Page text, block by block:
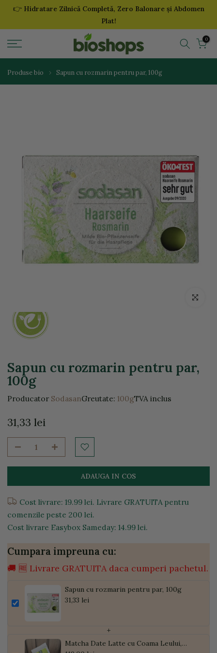
Sari
👉 Hidratare Zilnică Completă, Zero Balonare și Abdomen
Plat!
0
Produse bio Sapun cu rozmarin pentru par, 100g
Click
Sapun cu rozmarin pentru par,
100g
Producator SodasanGreutate: 100gTVA inclus
31,33 lei
ADAUGA IN COS
Cost livrare: 19.99 lei. Livrare GRATUITA pentru
comenzile peste 200 lei.
Cost livrare Easybox Sameday: 14.99 lei.
Cumpara impreuna cu:
🚚 🆓 Livrare GRATUITA daca cumperi pachetul.
Sapun cu rozmarin pentru par, 100g
31,33 lei
+
Matcha Date Latte cu Coama Leului,